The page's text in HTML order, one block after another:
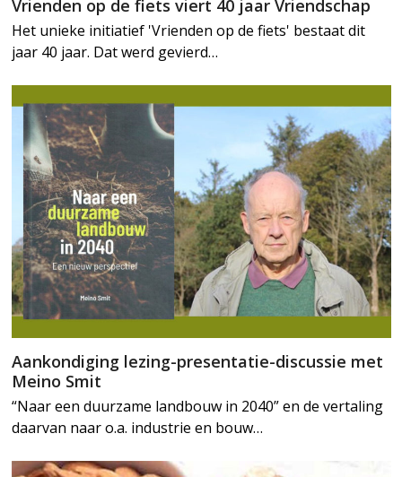
Vrienden op de fiets viert 40 jaar Vriendschap
Het unieke initiatief 'Vrienden op de fiets' bestaat dit
jaar 40 jaar. Dat werd gevierd…
Aankondiging lezing-presentatie-discussie met
Meino Smit
“Naar een duurzame landbouw in 2040” en de vertaling
daarvan naar o.a. industrie en bouw…